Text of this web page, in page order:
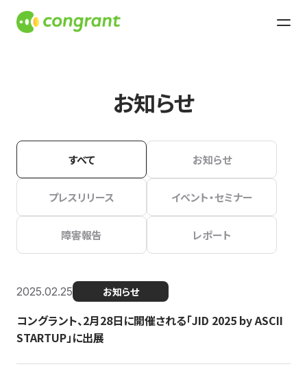
お知らせ
すべて お知らせ
プレスリリース イベント・セミナー
障害報告 レポート
2025.02.25 お知らせ
コングラント、2月28日に開催される「JID 2025 by ASCII
STARTUP」に出展